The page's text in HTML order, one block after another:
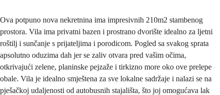
Ova potpuno nova nekretnina ima impresivnih 210m2 stambenog
prostora. Vila ima privatni bazen i prostrano dvorište idealno za ljetni
roštilj i sunčanje s prijateljima i porodicom. Pogled sa svakog sprata
apsolutno oduzima dah jer se zaliv otvara pred vašim očima,
otkrivajući zelene, planinske pejzaže i tirkizno more oko ove prelepe
obale. Vila je idealno smještena za sve lokalne sadržaje i nalazi se na
pješačkoj udaljenosti od autobusnih stajališta, što joj omogućava lak